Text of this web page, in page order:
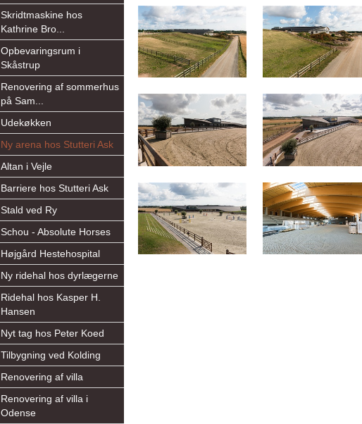
Skridtmaskine hos
Kathrine Bro...
Opbevaringsrum i
Skåstrup
Renovering af sommerhus
på Sam...
Udekøkken
Ny arena hos Stutteri Ask
Altan i Vejle
Barriere hos Stutteri Ask
Stald ved Ry
Schou - Absolute Horses
Højgård Hestehospital
Ny ridehal hos dyrlægerne
Ridehal hos Kasper H.
Hansen
Nyt tag hos Peter Koed
Tilbygning ved Kolding
Renovering af villa
Renovering af villa i
Odense